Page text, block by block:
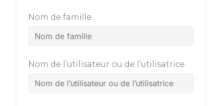
Nom de famille
Nom de l’utilisateur ou de l’utilisatrice